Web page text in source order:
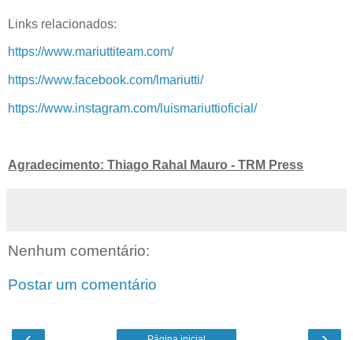
Links relacionados:
https://www.mariuttiteam.com/
https://www.facebook.com/lmariutti/
https://www.instagram.com/luismariuttioficial/
Agradecimento: Thiago Rahal Mauro - TRM Press
Nenhum comentário:
Postar um comentário